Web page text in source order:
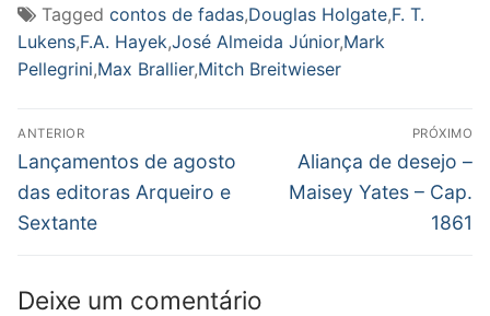
Tagged contos de fadas,Douglas Holgate,F. T.
Lukens,F.A. Hayek,José Almeida Júnior,Mark
Pellegrini,Max Brallier,Mitch Breitwieser
Navegação
de
Post
ANTERIOR
Post
anterior:
Lançamentos de agosto
das editoras Arqueiro e
Sextante
PRÓXIMO
Próximo
post:
Aliança de desejo –
Maisey Yates – Cap.
1861
Deixe um comentário